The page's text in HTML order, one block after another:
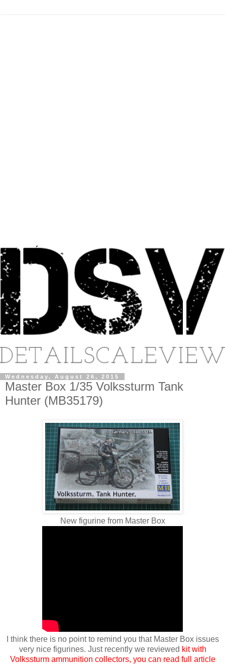
Wednesday, August 26, 2015
Master Box 1/35 Volkssturm Tank
Hunter (MB35179)
New figurine from Master Box
I think there is no point to remind you that Master Box issues
very nice figurines. Just recently we reviewed kit with
Volkssturm ammunition collectors, you can read full article